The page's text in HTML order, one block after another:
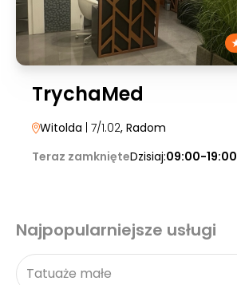
TrychaMed
Witolda | 7/1.02, Radom
Teraz zamknięteDzisiaj:09:00-19:00
Najpopularniejsze usługi
Tatuaże małe